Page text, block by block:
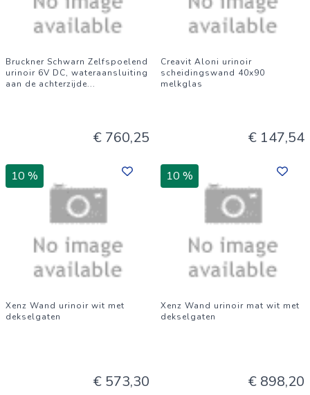
Bruckner Schwarn Zelfspoelend
urinoir 6V DC, wateraansluiting
aan de achterzijde...
€ 760,25
Creavit Aloni urinoir
scheidingswand 40x90
melkglas
€ 147,54
10 %
Xenz Wand urinoir wit met
dekselgaten
€ 573,30
10 %
Xenz Wand urinoir mat wit met
dekselgaten
€ 898,20